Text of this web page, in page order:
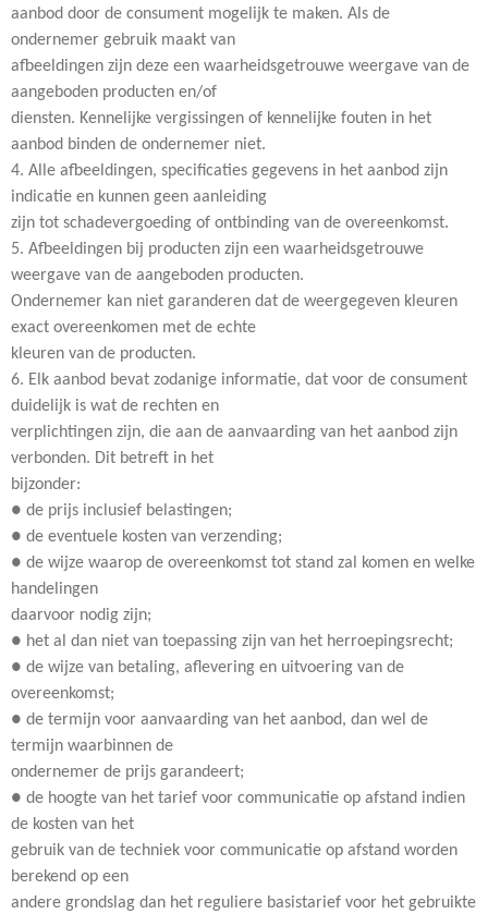
aanbod door de consument mogelijk te maken. Als de
ondernemer gebruik maakt van
afbeeldingen zijn deze een waarheidsgetrouwe weergave van de
aangeboden producten en/of
diensten. Kennelijke vergissingen of kennelijke fouten in het
aanbod binden de ondernemer niet.
4. Alle afbeeldingen, specificaties gegevens in het aanbod zijn
indicatie en kunnen geen aanleiding
zijn tot schadevergoeding of ontbinding van de overeenkomst.
5. Afbeeldingen bij producten zijn een waarheidsgetrouwe
weergave van de aangeboden producten.
Ondernemer kan niet garanderen dat de weergegeven kleuren
exact overeenkomen met de echte
kleuren van de producten.
6. Elk aanbod bevat zodanige informatie, dat voor de consument
duidelijk is wat de rechten en
verplichtingen zijn, die aan de aanvaarding van het aanbod zijn
verbonden. Dit betreft in het
bijzonder:
● de prijs inclusief belastingen;
● de eventuele kosten van verzending;
● de wijze waarop de overeenkomst tot stand zal komen en welke
handelingen
daarvoor nodig zijn;
● het al dan niet van toepassing zijn van het herroepingsrecht;
● de wijze van betaling, aflevering en uitvoering van de
overeenkomst;
● de termijn voor aanvaarding van het aanbod, dan wel de
termijn waarbinnen de
ondernemer de prijs garandeert;
● de hoogte van het tarief voor communicatie op afstand indien
de kosten van het
gebruik van de techniek voor communicatie op afstand worden
berekend op een
andere grondslag dan het reguliere basistarief voor het gebruikte